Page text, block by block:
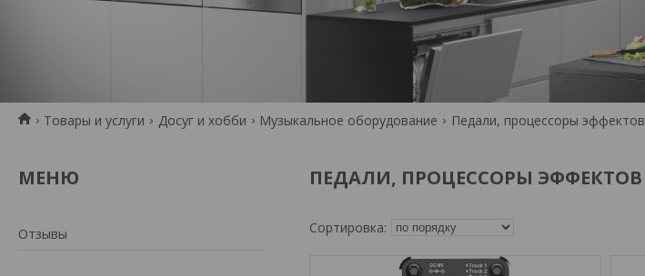
Товары и услуги Досуг и хобби Музыкальное оборудование Педали, процессоры эффектов
Отзывы
ПЕДАЛИ, ПРОЦЕССОРЫ ЭФФЕКТОВ